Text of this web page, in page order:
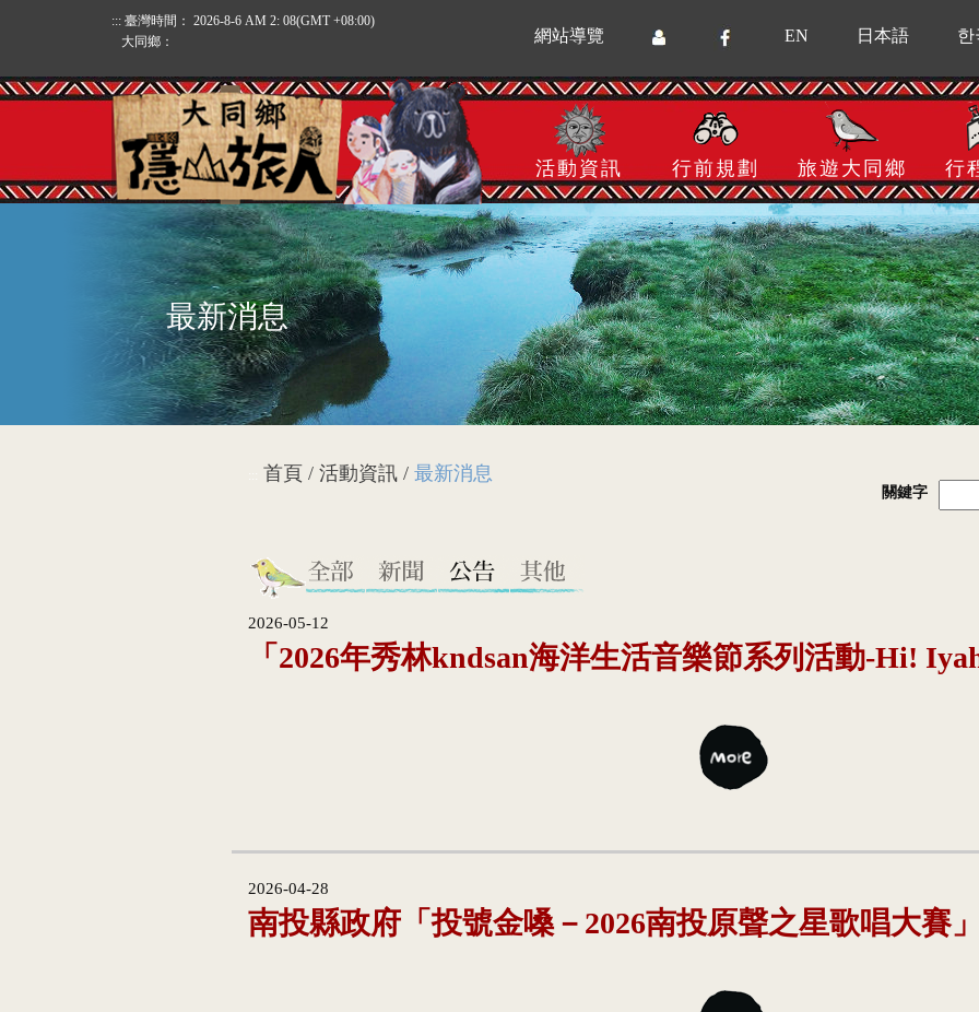
::: 臺灣時間： 2026-8-6 AM 2: 08(GMT +08:00)
大同鄉：
網站導覽 EN 日本語 한
活動資訊 行前規劃 旅遊大同鄉 行
最新消息
首頁 / 活動資訊 / 最新消息
關鍵字
2026-05-12
「2026年秀林kndsan海洋生活音樂節系列活動-Hi!
2026-04-28
南投縣政府「投號金嗓－2026南投原聲之星歌唱大賽